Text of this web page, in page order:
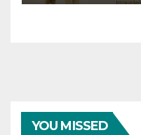
YOU MISSED